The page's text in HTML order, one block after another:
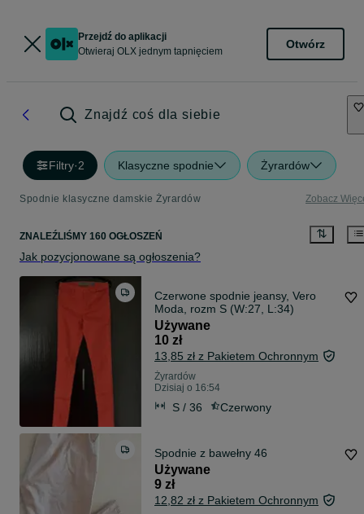
Przejdź do aplikacji
Otwieraj OLX jednym tapnięciem
Otwórz
Znajdź coś dla siebie
Filtry·2 Klasyczne spodnie Żyrardów
Spodnie klasyczne damskie Żyrardów Zobacz
ZNALEŹLIŚMY 160 OGŁOSZEŃ
Jak pozycjonowane są ogłoszenia?
Czerwone spodnie jeansy, Vero
Moda, rozm S (W:27, L:34)
Używane
10 zł
13,85 zł z Pakietem Ochronnym
Żyrardów
Dzisiaj o 16:54
S / 36 Czerwony
Spodnie z bawełny 46
Używane
9 zł
12,82 zł z Pakietem Ochronnym